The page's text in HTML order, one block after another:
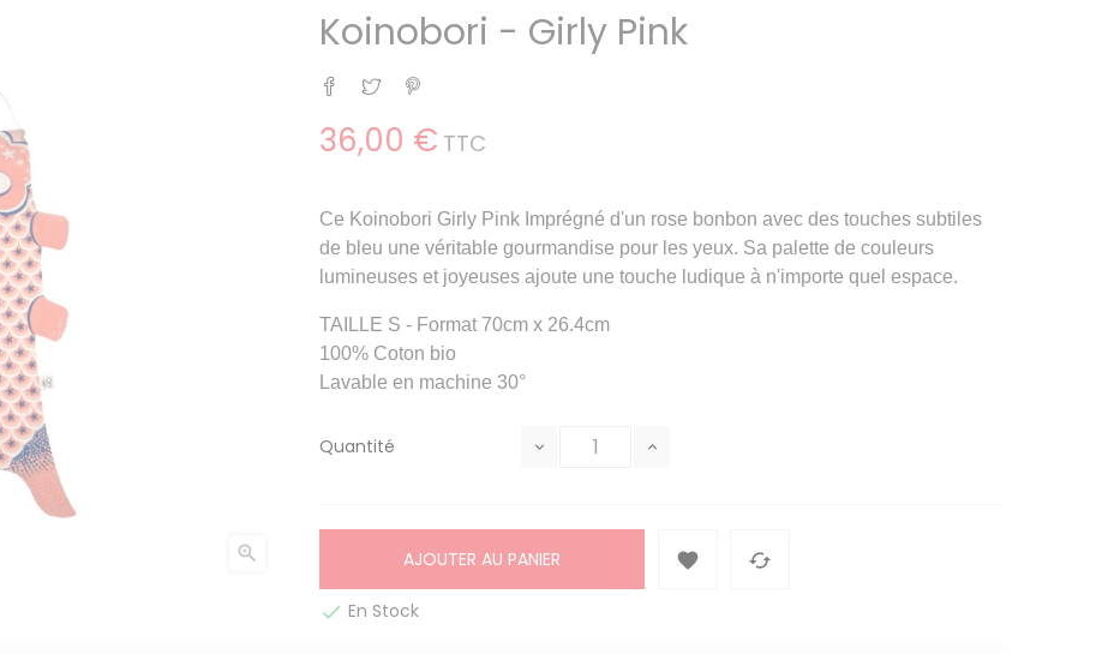

Koinobori - Girly Pink
Partager
Tweet
36,00 € TTC
Ce Koinobori Girly Pink Imprégné d'un rose bonbon avec des touches subtiles
de bleu une véritable gourmandise pour les yeux. Sa palette de couleurs
lumineuses et joyeuses ajoute une touche ludique à n'importe quel espace.
TAILLE S - Format 70cm x 26.4cm
100% Coton bio
Lavable en machine 30°
Quantité
AJOUTER AU PANIER  
 En Stock